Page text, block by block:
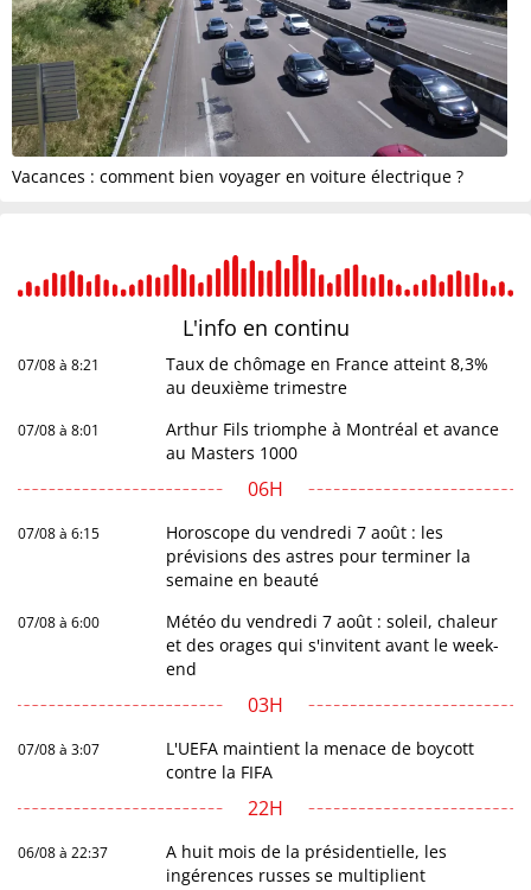
Vacances : comment bien voyager en voiture électrique ?
L'info en continu
07/08 à 8:21
Taux de chômage en France atteint 8,3%
au deuxième trimestre
07/08 à 8:01
Arthur Fils triomphe à Montréal et avance
au Masters 1000
06H
07/08 à 6:15
Horoscope du vendredi 7 août : les
prévisions des astres pour terminer la
semaine en beauté
07/08 à 6:00
Météo du vendredi 7 août : soleil, chaleur
et des orages qui s'invitent avant le week-
end
03H
07/08 à 3:07
L'UEFA maintient la menace de boycott
contre la FIFA
22H
06/08 à 22:37
A huit mois de la présidentielle, les
ingérences russes se multiplient